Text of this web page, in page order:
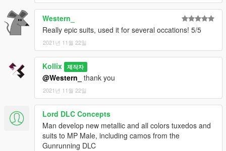
Western_
Really epic suits, used it for several occations! 5/5
2021년 11월 22일
Kollix 제작자
@Western_ thank you
2021년 11월 22일
Lord DLC Concepts
Man develop new metallic and all colors tuxedos and
suits to MP Male, including camos from the
Gunrunning DLC